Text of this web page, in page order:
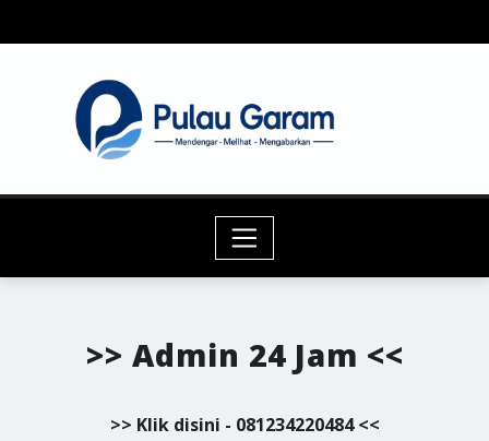
to
>> Admin 24 Jam <<
>> Klik disini - 081234220484 <<